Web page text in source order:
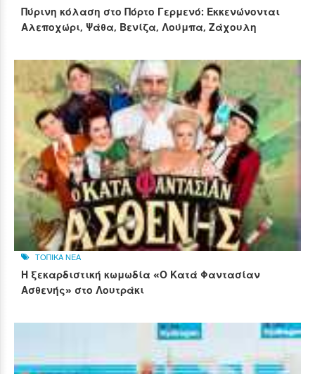
Πύρινη κόλαση στο Πόρτο Γερμενό: Εκκενώνονται
Αλεποχώρι, Ψάθα, Βενίζα, Λούμπα, Ζάχουλη
ΤΟΠΙΚΑ ΝΕΑ
Η ξεκαρδιστική κωμωδία «Ο Κατά Φαντασίαν
Ασθενής» στο Λουτράκι